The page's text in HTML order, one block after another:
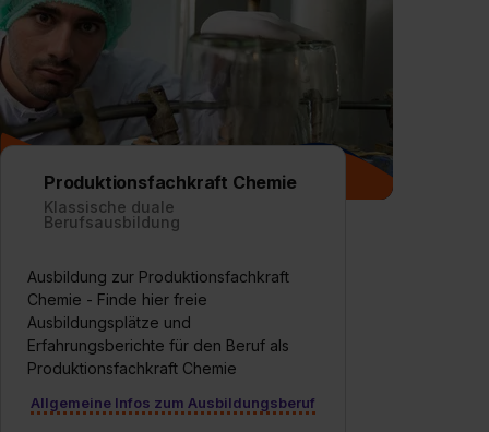
Produktionsfachkraft Chemie
Klassische duale
Berufsausbildung
Ausbildung zur Produktionsfachkraft
Chemie - Finde hier freie
Ausbildungsplätze und
Erfahrungsberichte für den Beruf als
Produktionsfachkraft Chemie
Allgemeine Infos zum Ausbildungsberuf